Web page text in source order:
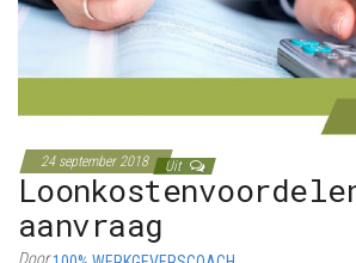
24 september 2018 Uit
aanvraag
Door